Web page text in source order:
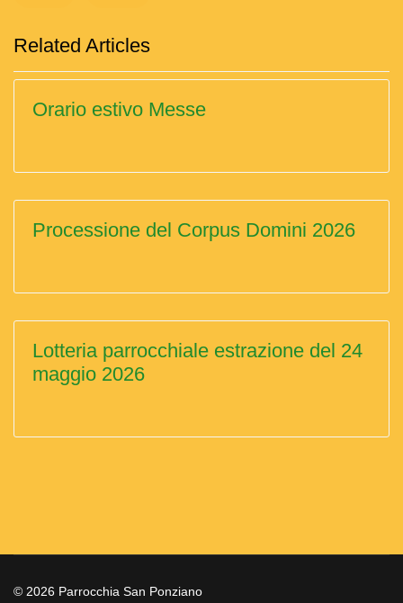
Related Articles
Orario estivo Messe
Processione del Corpus Domini 2026
Lotteria parrocchiale estrazione del 24
maggio 2026
© 2026 Parrocchia San Ponziano